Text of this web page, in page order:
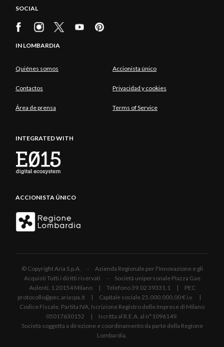
SOCIAL
IN LOMBARDIA
Quiénes somos Accionista único
Contactos Privacidad y cookies
Área de prensa Terms of Service
INTEGRATED WITH
ACCIONISTA ÚNICO
© Copyright Aria S.p.A. - Azienda Regionale per l'Innovazione e gli
Acquisti Tutti i diritti riservati - Società unipersonale Piazza Gae
Aulenti, 1 20154 Milano | Telefono 39.02 39331.1 | PEC
protocollo@pec.ariaspa.it | Capitale sociale 25.000.000,00 € i.v. |
Codice Fiscale, Partita IVA, Iscrizione Registro delle Imprese di Milano
05017630152 | Iscritta al R.E.A. al n°1096149.
Società soggetta a direzione e coordinamento da parte della Regione
Lombardia.